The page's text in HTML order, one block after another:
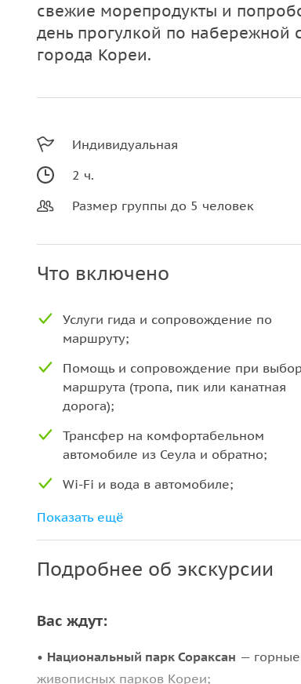
свежие морепродукты и
день прогулкой по набережной
города Кореи.
Индивидуальная
2 ч.
Размер группы до 5 человек
Что включено
Услуги гида и сопровождение по
маршруту;
Помощь и сопровождение при
маршрута (тропа, пик или канатная
дорога);
Трансфер на комфортабельном
автомобиле из Сеула и обратно;
Wi-Fi и вода в автомобиле;
Парковки и дорожные сборы;
Входные билеты в национальный
Сораксан.
Показать ещё
Подробнее об экскурсии
Вас ждут:
• Национальный парк Сораксан —
живописных парков Кореи;